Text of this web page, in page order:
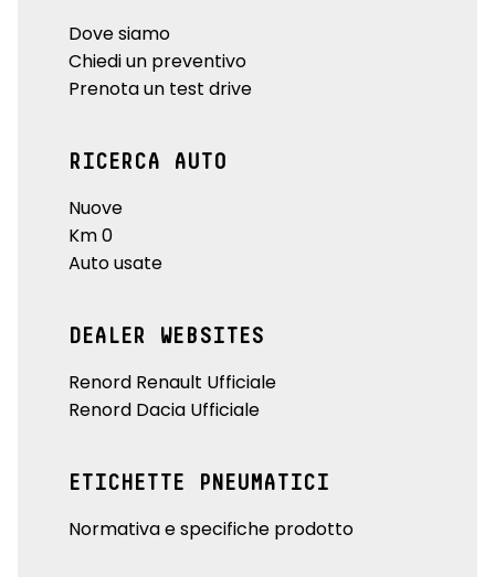
Dove siamo
Chiedi un preventivo
Prenota un test drive
RICERCA AUTO
Nuove
Km 0
Auto usate
DEALER WEBSITES
Renord Renault Ufficiale
Renord Dacia Ufficiale
ETICHETTE PNEUMATICI
Normativa e specifiche prodotto